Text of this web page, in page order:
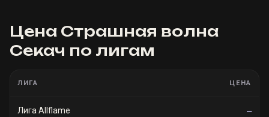
Цена Страшная волна
Секач по лигам
ЛИГА ЦЕНА
Лига Allflame —